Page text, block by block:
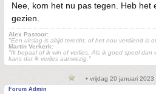
Nee, kom het nu pas tegen. Heb het
gezien.
Alex Pastoor:
"Een uitslag is altijd terecht, of het nou verdiend is
Martin Verkerk:
''Ik bepaal of ik win of verlies. Als ik goed speel dan
kans dat ik verlies aanwezig.''
• vrijdag 20 januari 2023
Forum Admin